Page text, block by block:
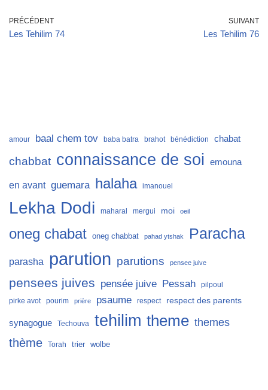
PRÉCÉDENT
Les Tehilim 74
SUIVANT
Les Tehilim 76
amour baal chem tov baba batra brahot bénédiction chabat
chabbat connaissance de soi emouna
en avant guemara halaha imanouel
Lekha Dodi maharal mergui moi oeil
oneg chabat oneg chabbat pahad ytshak Paracha
parasha parution parutions pensee juive
pensees juives pensée juive Pessah
pilpoul
pirke avot
pourim prière psaume respect respect des parents
synagogue Techouva tehilim theme themes
thème Torah trier wolbe